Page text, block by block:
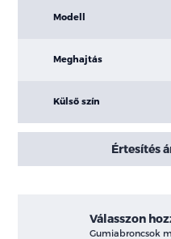
Modell
Meghajtás
Külső szín
Értesítés
Válasszon
Gumiabroncsok